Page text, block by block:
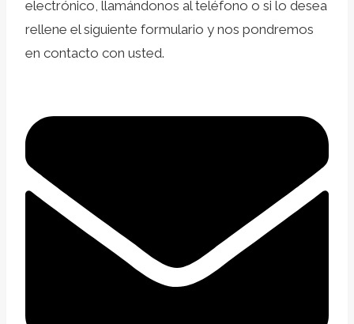
electrónico, llamándonos al teléfono o si lo desea
rellene el siguiente formulario y nos pondremos
en contacto con usted.